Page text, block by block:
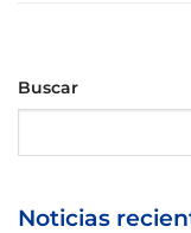
Buscar
Noticias